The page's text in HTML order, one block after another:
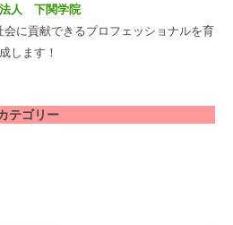
人 下関学院
に貢献できるプロフェッショナルを育
成します！
テゴリー